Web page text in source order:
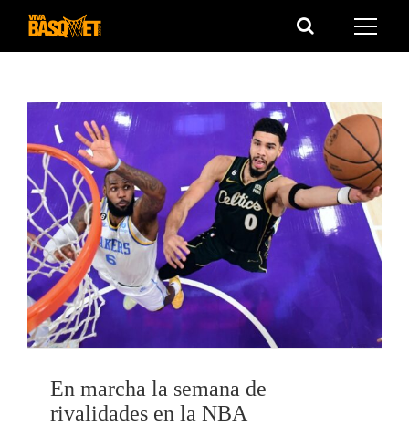
Saltar
En marcha la semana de
rivalidades en la NBA